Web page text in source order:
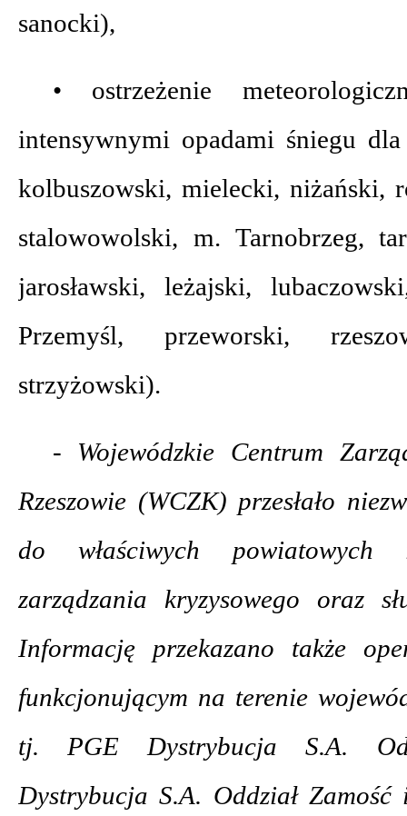
sanocki),
• ostrzeżenie
intensywnymi opadami śniegu
kolbuszowski, mielecki, niżański,
stalowowolski, m. Tarnobrzeg,
jarosławski, leżajski,
Przemyśl, przeworski,
strzyżowski).
- Wojewódzkie Centrum
Rzeszowie (WCZK) przesłało
do właściwych
zarządzania kryzysowego oraz
Informację przekazano także
funkcjonującym na terenie
tj. PGE Dystrybucja S.A.
Dystrybucja S.A. Oddział